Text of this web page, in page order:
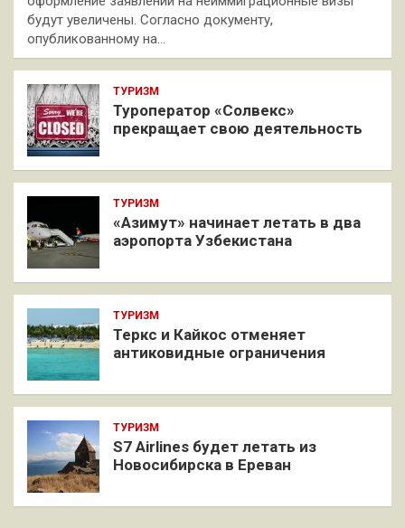
будут увеличены. Согласно документу,
опубликованному на…
ТУРИЗМ
Туроператор «Солвекс»
прекращает свою деятельность
ТУРИЗМ
«Азимут» начинает летать в два
аэропорта Узбекистана
ТУРИЗМ
Теркс и Кайкос отменяет
антиковидные ограничения
ТУРИЗМ
S7 Airlines будет летать из
Новосибирска в Ереван